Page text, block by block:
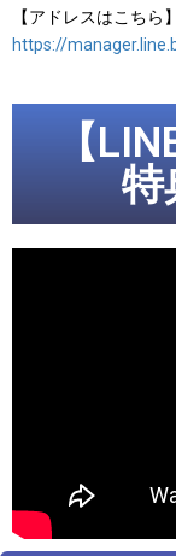
【アドレスはこちら】
https://
【
特